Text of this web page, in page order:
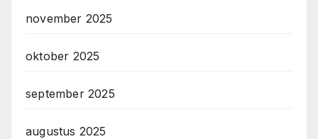
november 2025
oktober 2025
september 2025
augustus 2025